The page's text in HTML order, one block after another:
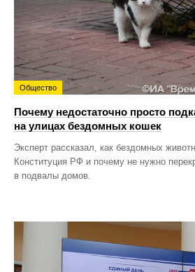
Общество
Почему недостаточно просто
на улицах бездомных кошек
Эксперт рассказал, как бездомных
Конституция РФ и почему не нужно
в подвалы домов.